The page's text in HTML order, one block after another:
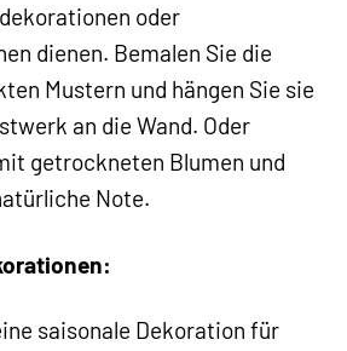
oder
dienen. Bemalen Sie die
Mustern und hängen Sie sie
an die Wand. Oder
getrockneten Blumen und
Note.
saisonale Dekoration für